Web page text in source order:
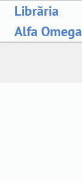
Librăria
Alfa Omega